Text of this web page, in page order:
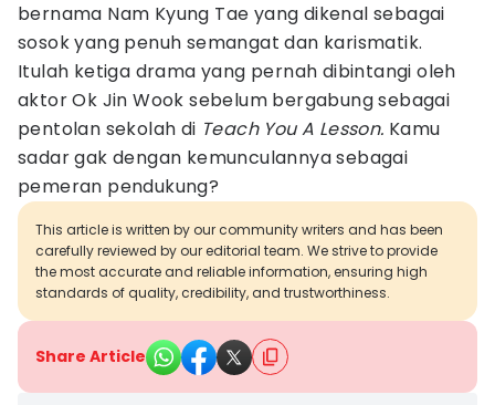
bernama Nam Kyung Tae yang dikenal sebagai
sosok yang penuh semangat dan karismatik.
Itulah ketiga drama yang pernah dibintangi oleh
aktor Ok Jin Wook sebelum bergabung sebagai
pentolan sekolah di Teach You A Lesson. Kamu
sadar gak dengan kemunculannya sebagai
pemeran pendukung?
This article is written by our community writers and has been
carefully reviewed by our editorial team. We strive to provide
the most accurate and reliable information, ensuring high
standards of quality, credibility, and trustworthiness.
Share Article